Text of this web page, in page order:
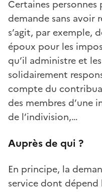
Certaines personnes
demande sans avoir
s’agit, par exemple,
époux pour les
qu’il administre et
solidairement
compte du
des membres
de l’indivision,…
Auprès de qui ?
En principe, la
service dont